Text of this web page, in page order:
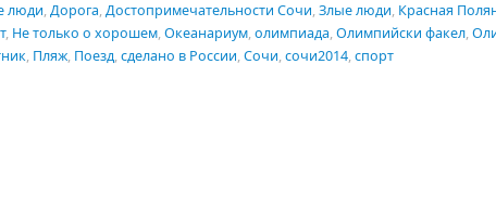
люди,Дорога,Достопримечательности Сочи,Злые люди, Красная
, Не только о хорошем,Океанариум,олимпиада,Олимпийски факел,
, Пляж, Поезд,сделано в России,Сочи,сочи2014,спорт